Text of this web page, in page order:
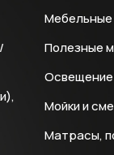
Мебельные
Полезные
Освещение
Мойки и
Матрасы,